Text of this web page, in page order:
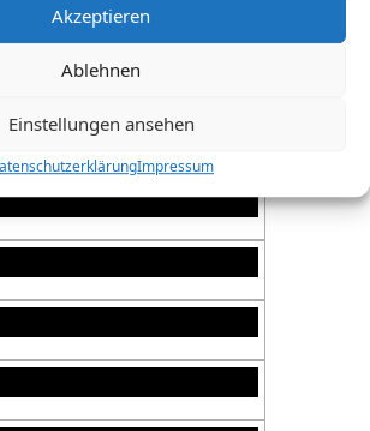
Akzeptieren
Ablehnen
Einstellungen ansehen
Impressum